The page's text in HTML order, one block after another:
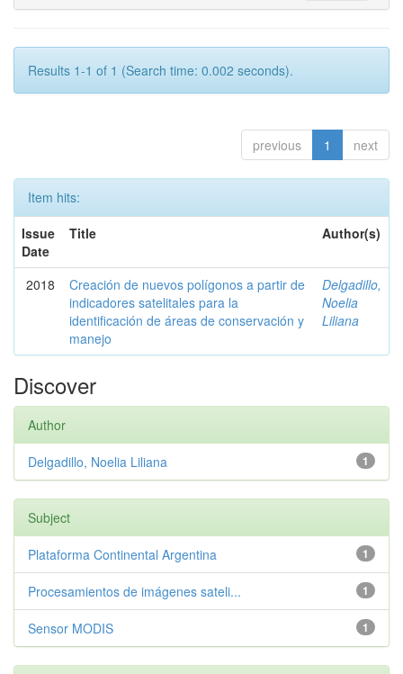
Results 1-1 of 1 (Search time: 0.002 seconds).
previous 1 next
Item hits:
Issue
Date
Title Author(s)
2018
Creación de nuevos polígonos a partir de
indicadores satelitales para la
identificación de áreas de conservación y
manejo
Delgadillo,
Noelia
Liliana
Discover
Author
1
Delgadillo, Noelia Liliana
Subject
1
Plataforma Continental Argentina
1
Procesamientos de imágenes sateli...
1
Sensor MODIS